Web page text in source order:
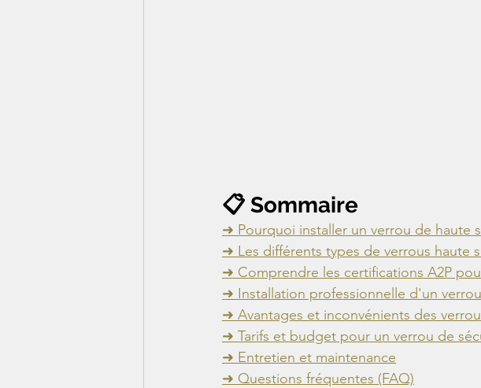
📋 Sommaire
➜ Pourquoi installer un verrou de haute
➜ Les différents types de verrous haute
➜ Comprendre les certifications A2P
➜ Installation professionnelle d'un verrou
➜ Avantages et inconvénients des
➜ Tarifs et budget pour un verrou de
➜ Entretien et maintenance
➜ Questions fréquentes (FAQ)